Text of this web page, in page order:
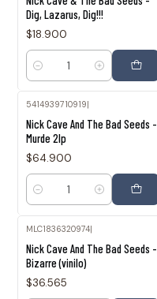
Dig, Lazarus, Dig!!!
$18.900
Cantidad
5414939710919
Nick Cave And The Bad Seeds -
Murde 2lp
$64.900
Cantidad
MLC1836320974|
Nick Cave And The Bad Seeds -
Bizarre (vinilo)
$36.565